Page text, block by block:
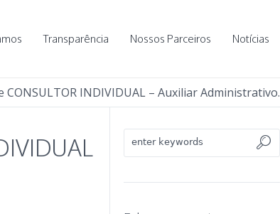
Transparência Nossos Parceiros Notícias
CONSULTOR INDIVIDUAL – Auxiliar Administrativo.